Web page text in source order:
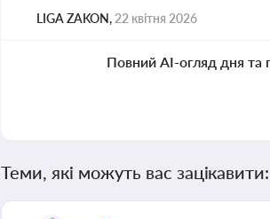
LIGA ZAKON, 22 квітня 2026
Повний AI-огляд дня та
Теми, які можуть вас зацікавити: